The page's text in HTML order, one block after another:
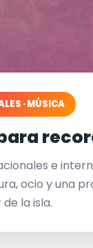
· MÚSICA
e
ocio y una
la isla.